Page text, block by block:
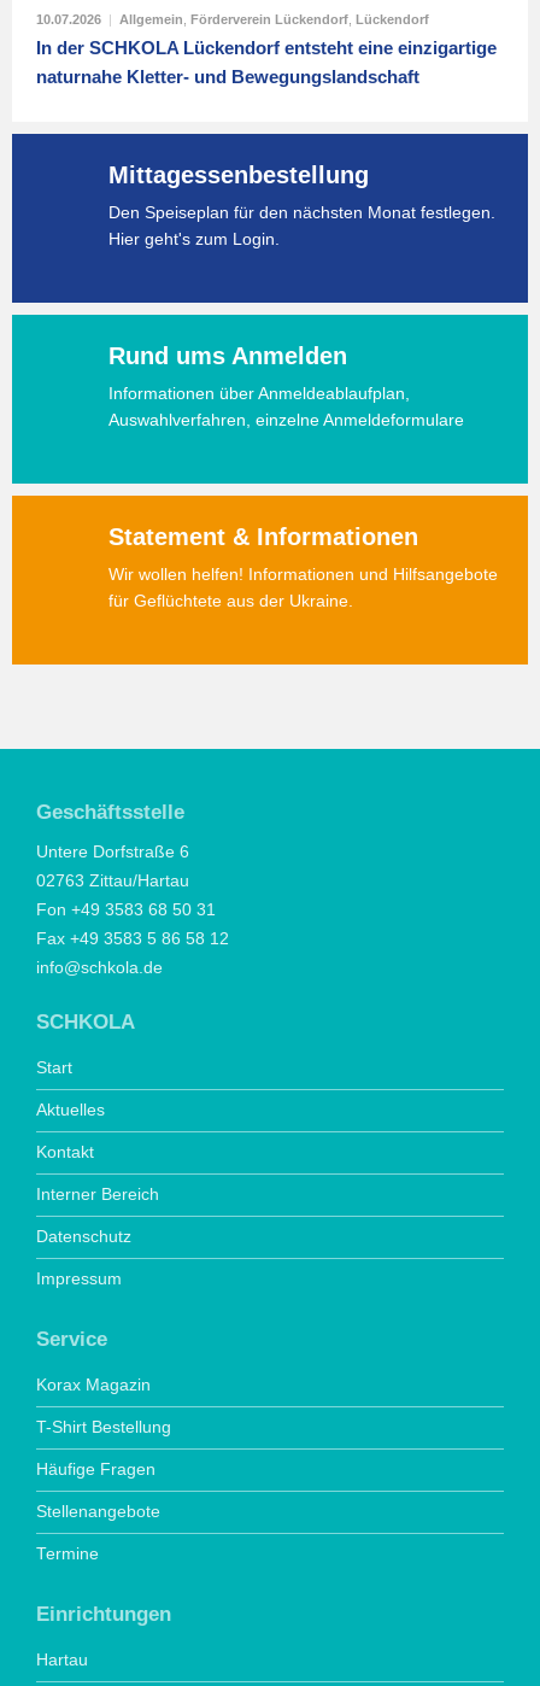
10.07.2026 | Allgemein Förderverein Lückendorf Lückendorf
In der SCHKOLA Lückendorf entsteht eine einzigartige
naturnahe Kletter- und Bewegungslandschaft
Mittagessenbestellung
Den Speiseplan für den nächsten Monat festlegen.
Hier geht's zum Login.
Rund ums Anmelden
Informationen über Anmeldeablaufplan,
Auswahlverfahren, einzelne Anmeldeformulare
Statement & Informationen
Wir wollen helfen! Informationen und Hilfsangebote
für Geflüchtete aus der Ukraine.
Geschäftsstelle
Untere Dorfstraße 6
02763 Zittau/Hartau
Fon +49 3583 68 50 31
Fax +49 3583 5 86 58 12
info@schkola.de
SCHKOLA
Start
Aktuelles
Kontakt
Interner Bereich
Datenschutz
Impressum
Service
Korax Magazin
T-Shirt Bestellung
Häufige Fragen
Stellenangebote
Termine
Einrichtungen
Hartau